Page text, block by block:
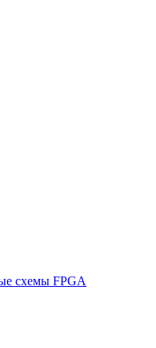
схемы FPGA